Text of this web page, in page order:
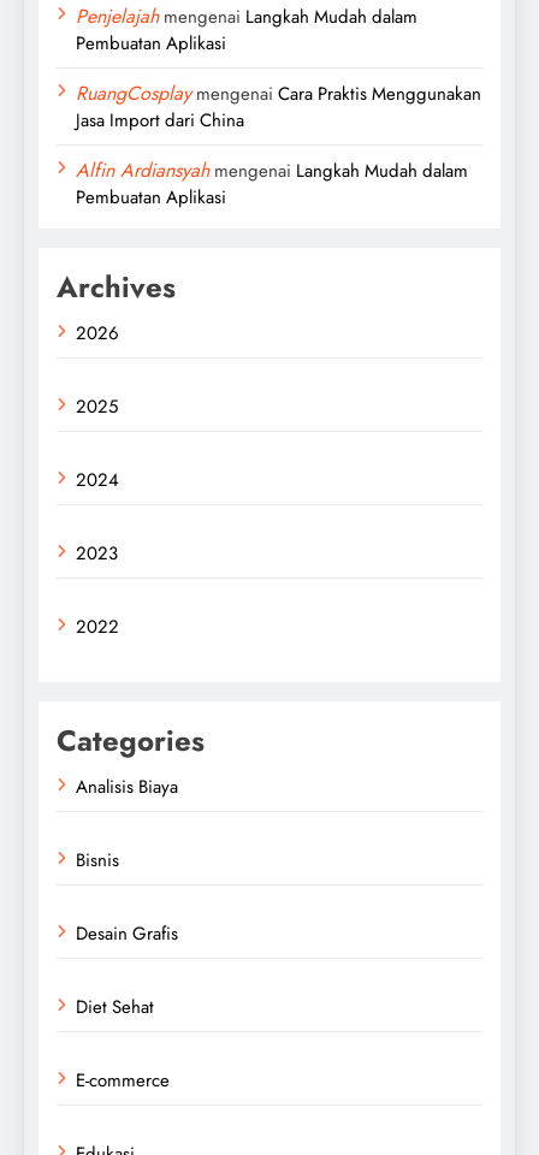
Penjelajahmengenai Langkah Mudah dalam
Pembuatan Aplikasi
RuangCosplaymengenai Cara Praktis Menggunakan
Jasa Import dari China
Alfin Ardiansyahmengenai Langkah Mudah dalam
Pembuatan Aplikasi
Archives
2026
2025
2024
2023
2022
Categories
Analisis Biaya
Bisnis
Desain Grafis
Diet Sehat
E-commerce